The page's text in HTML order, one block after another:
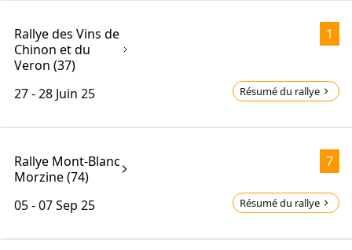
Rallye des Vins de
Chinon et du
Veron (37)
27 - 28 Juin 25
1
Résumé du rallye
Rallye Mont-Blanc
Morzine (74)
05 - 07Sep 25
7
Résumé du rallye